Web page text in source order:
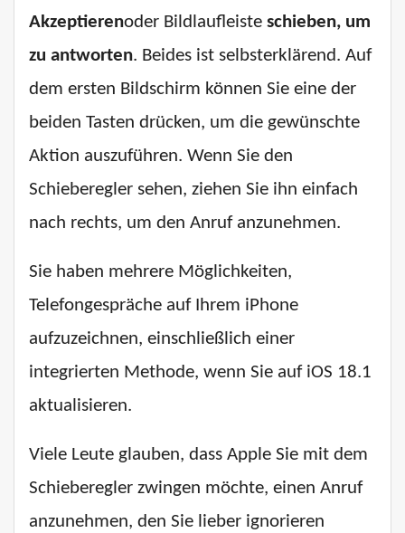
Akzeptierenoder Bildlaufleiste schieben, um
zu antworten. Beides ist selbsterklärend. Auf
dem ersten Bildschirm können Sie eine der
beiden Tasten drücken, um die gewünschte
Aktion auszuführen. Wenn Sie den
Schieberegler sehen, ziehen Sie ihn einfach
nach rechts, um den Anruf anzunehmen.
Sie haben mehrere Möglichkeiten,
Telefongespräche auf Ihrem iPhone
aufzuzeichnen, einschließlich einer
integrierten Methode, wenn Sie auf iOS 18.1
aktualisieren.
Viele Leute glauben, dass Apple Sie mit dem
Schieberegler zwingen möchte, einen Anruf
anzunehmen, den Sie lieber ignorieren